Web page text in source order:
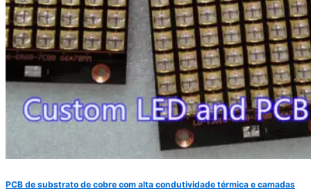
PCB de substrato de cobre com alta condutividade térmica e camadas